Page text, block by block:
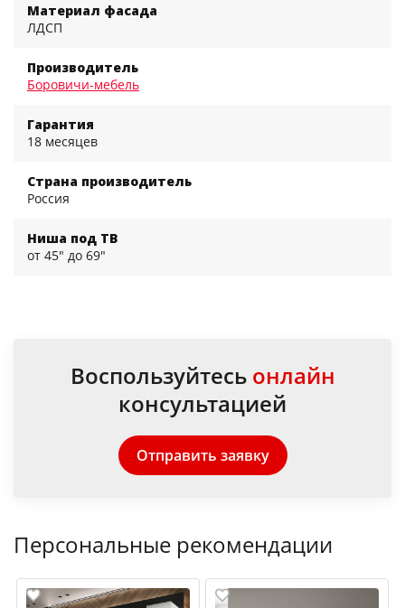
Материал фасада
ЛДСП
Производитель
Боровичи-мебель
Гарантия
18 месяцев
Страна производитель
Россия
Ниша под ТВ
от 45" до 69"
Воспользуйтесь онлайн
консультацией
Отправить заявку
Персональные рекомендации